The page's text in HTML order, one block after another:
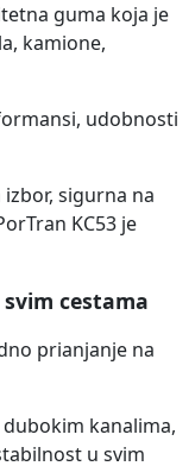
guma koja je
kamione,
udobnosti
sigurna na
KC53 je
cestama
prianjanje na
kanalima,
u svim